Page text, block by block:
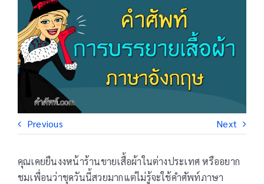
Previous Next
คุณเคยยืนงงหน้าร้านขายเสื้อผ้าในต่างประเทศ หรืออยาก
ชมเพื่อนว่าชุดวันนี้สวยมากแต่ไม่รู้จะใช้คำศัพท์ภาษา